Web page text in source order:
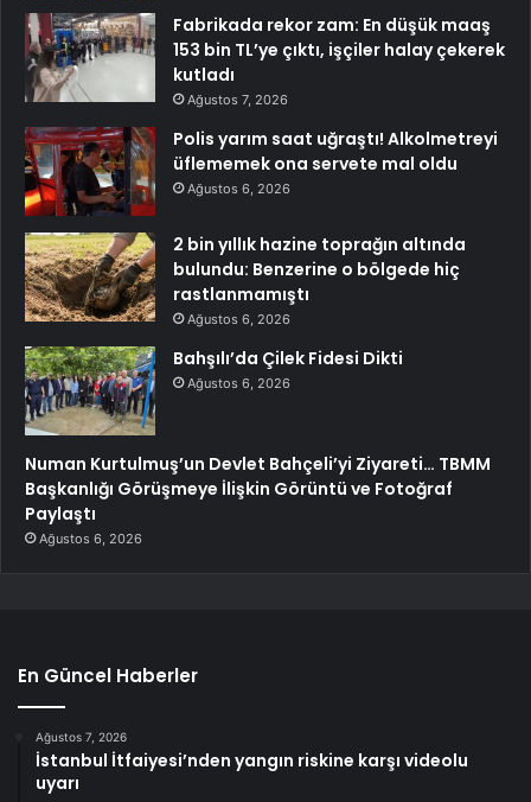
Fabrikada rekor zam: En düşük maaş
153 bin TL’ye çıktı, işçiler halay çekerek
kutladı
Ağustos 7, 2026
Polis yarım saat uğraştı! Alkolmetreyi
üflememek ona servete mal oldu
Ağustos 6, 2026
2 bin yıllık hazine toprağın altında
bulundu: Benzerine o bölgede hiç
rastlanmamıştı
Ağustos 6, 2026
Bahşılı’da Çilek Fidesi Dikti
Ağustos 6, 2026
Numan Kurtulmuş’un Devlet Bahçeli’yi Ziyareti… TBMM
Başkanlığı Görüşmeye İlişkin Görüntü ve Fotoğraf
Paylaştı
Ağustos 6, 2026
En Güncel Haberler
Ağustos 7, 2026
İstanbul İtfaiyesi’nden yangın riskine karşı videolu
uyarı